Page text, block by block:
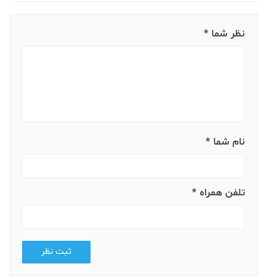
نظر شما *
نام شما *
تلفن همراه *
ثبت نظر